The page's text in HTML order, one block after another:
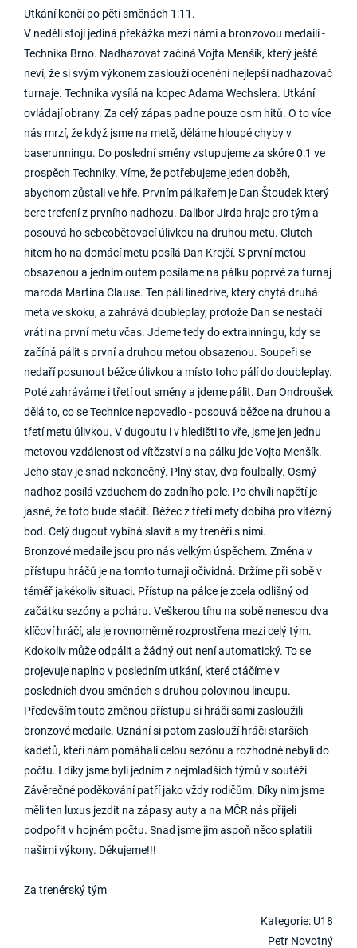
Utkání končí po pěti směnách 1:11.
V neděli stojí jediná překážka mezi námi a bronzovou medailí -
Technika Brno. Nadhazovat začíná Vojta Menšík, který ještě
neví, že si svým výkonem zaslouží ocenění nejlepší nadhazovač
turnaje. Technika vysílá na kopec Adama Wechslera. Utkání
ovládají obrany. Za celý zápas padne pouze osm hitů. O to více
nás mrzí, že když jsme na metě, děláme hloupé chyby v
baserunningu. Do poslední směny vstupujeme za skóre 0:1 ve
prospěch Techniky. Víme, že potřebujeme jeden doběh,
abychom zůstali ve hře. Prvním pálkařem je Dan Štoudek který
bere trefení z prvního nadhozu. Dalibor Jirda hraje pro tým a
posouvá ho sebeobětovací úlivkou na druhou metu. Clutch
hitem ho na domácí metu posílá Dan Krejčí. S první metou
obsazenou a jedním outem posíláme na pálku poprvé za turnaj
maroda Martina Clause. Ten pálí linedrive, který chytá druhá
meta ve skoku, a zahrává doubleplay, protože Dan se nestačí
vráti na první metu včas. Jdeme tedy do extrainningu, kdy se
začíná pálit s první a druhou metou obsazenou. Soupeři se
nedaří posunout běžce úlivkou a místo toho pálí do doubleplay.
Poté zahráváme i třetí out směny a jdeme pálit. Dan Ondroušek
dělá to, co se Technice nepovedlo - posouvá běžce na druhou a
třetí metu úlivkou. V dugoutu i v hledišti to vře, jsme jen jednu
metovou vzdálenost od vítězství a na pálku jde Vojta Menšík.
Jeho stav je snad nekonečný. Plný stav, dva foulbally. Osmý
nadhoz posílá vzduchem do zadního pole. Po chvíli napětí je
jasné, že toto bude stačit. Běžec z třetí mety dobíhá pro vítězný
bod. Celý dugout vybíhá slavit a my trenéři s nimi.
Bronzové medaile jsou pro nás velkým úspěchem. Změna v
přístupu hráčů je na tomto turnaji očividná. Držíme při sobě v
téměř jakékoliv situaci. Přístup na pálce je zcela odlišný od
začátku sezóny a poháru. Veškerou tíhu na sobě nenesou dva
klíčoví hráčí, ale je rovnoměrně rozprostřena mezi celý tým.
Kdokoliv může odpálit a žádný out není automatický. To se
projevuje naplno v posledním utkání, které otáčíme v
posledních dvou směnách s druhou polovinou lineupu.
Především touto změnou přístupu si hráči sami zasloužili
bronzové medaile. Uznání si potom zaslouží hráči starších
kadetů, kteří nám pomáhali celou sezónu a rozhodně nebyli do
počtu. I díky jsme byli jedním z nejmladších týmů v soutěži.
Závěrečné poděkování patří jako vždy rodičům. Díky nim jsme
měli ten luxus jezdit na zápasy auty a na MČR nás přijeli
podpořit v hojném počtu. Snad jsme jim aspoň něco splatili
našimi výkony. Děkujeme!!!
Za trenérský tým
Kategorie: U18
Petr Novotný